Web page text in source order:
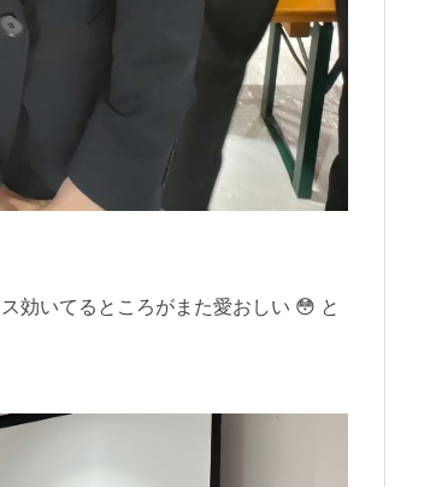
効いてるところがまた愛おしい 😳 と